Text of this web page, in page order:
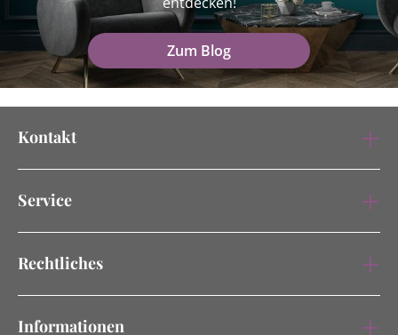
Zum Blog
Kontakt
Service
Rechtliches
Informationen